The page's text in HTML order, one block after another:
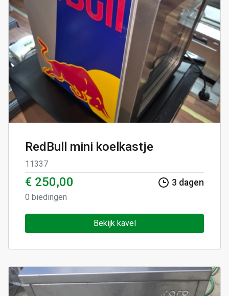
RedBull mini koelkastje
11337
€ 250,00
0 biedingen
3 dagen
Bekijk kavel